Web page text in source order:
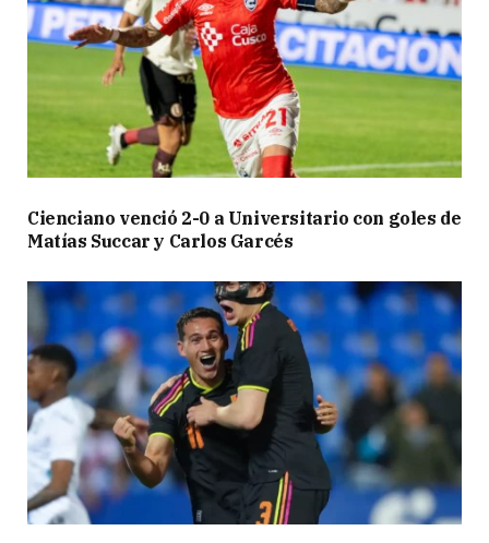
Cienciano venció 2-0 a Universitario con goles de
Matías Succar y Carlos Garcés